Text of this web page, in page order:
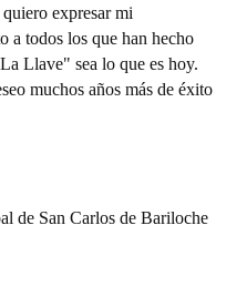
expresar mi
a todos los que han hecho
Llave" sea lo que es hoy.
muchos años más de éxito
de San Carlos de Bariloche